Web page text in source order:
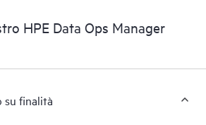
HPE Data Ops Manager
su finalità